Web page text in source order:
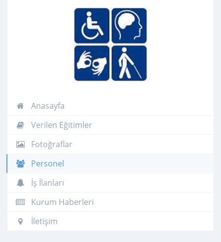
Anasayfa
Verilen Eğitimler
Fotoğraflar
Personel
İş İlanları
Kurum Haberleri
İletişim